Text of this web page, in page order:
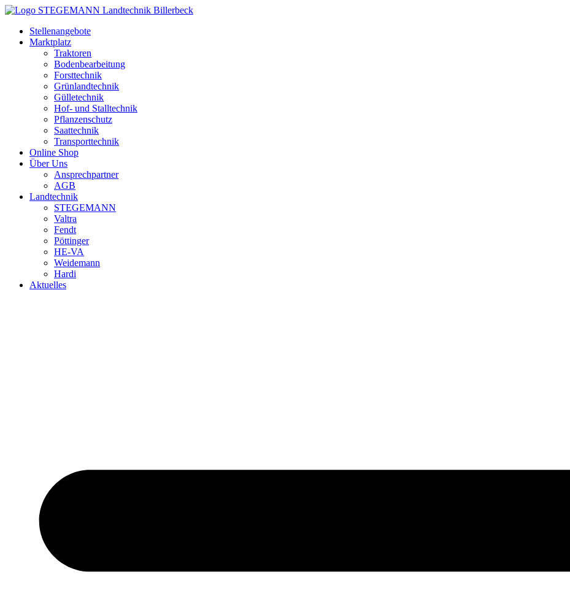
Zum
springenStellenangebote
Marktplatz
Traktoren
Bodenbearbeitung
Forsttechnik
Grünlandtechnik
Gülletechnik
Hof- und Stalltechnik
Pflanzenschutz
Saattechnik
Transporttechnik
Online Shop
Über Uns
Ansprechpartner
AGB
Landtechnik
STEGEMANN
Valtra
Fendt
Pöttinger
HE-VA
Weidemann
Hardi
Aktuelles